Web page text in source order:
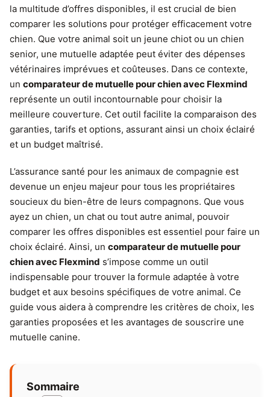
la multitude d’offres disponibles, il est crucial de bien
comparer les solutions pour protéger efficacement votre
chien. Que votre animal soit un jeune chiot ou un chien
senior, une mutuelle adaptée peut éviter des dépenses
vétérinaires imprévues et coûteuses. Dans ce contexte,
un comparateur de mutuelle pour chien avec Flexmind
représente un outil incontournable pour choisir la
meilleure couverture. Cet outil facilite la comparaison des
garanties, tarifs et options, assurant ainsi un choix éclairé
et un budget maîtrisé.
L’assurance santé pour les animaux de compagnie est
devenue un enjeu majeur pour tous les propriétaires
soucieux du bien-être de leurs compagnons. Que vous
ayez un chien, un chat ou tout autre animal, pouvoir
comparer les offres disponibles est essentiel pour faire un
choix éclairé. Ainsi, un comparateur de mutuelle pour
chien avec Flexmind s’impose comme un outil
indispensable pour trouver la formule adaptée à votre
budget et aux besoins spécifiques de votre animal. Ce
guide vous aidera à comprendre les critères de choix, les
garanties proposées et les avantages de souscrire une
mutuelle canine.
Sommaire